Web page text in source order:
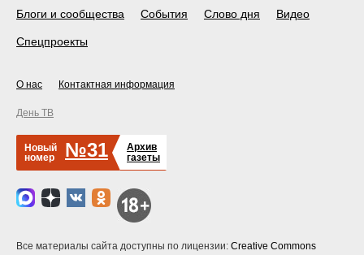
Блоги и сообщества События Слово дня Видео
Спецпроекты
О нас Контактная информация
День ТВ
Новый
номер
№31
Архив
газеты
Все материалы сайта доступны по лицензии: Creative Commons